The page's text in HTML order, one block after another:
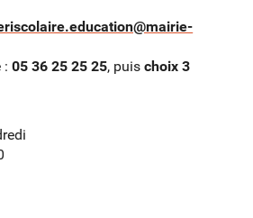
:05 36 25 25 25, puischoix 3